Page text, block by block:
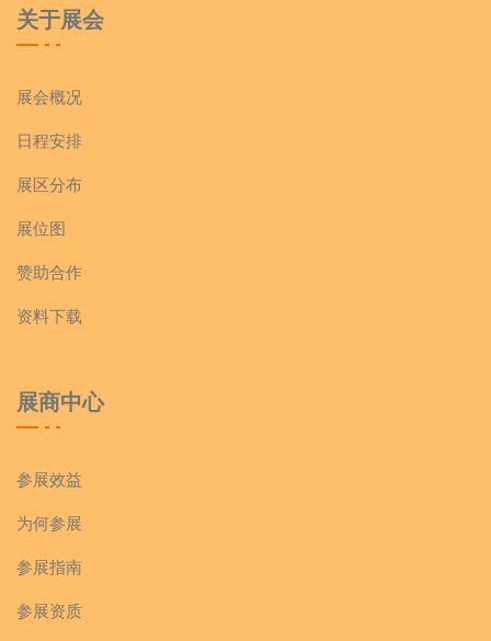
关于展会
展会概况
日程安排
展区分布
展位图
赞助合作
资料下载
展商中心
参展效益
为何参展
参展指南
参展资质